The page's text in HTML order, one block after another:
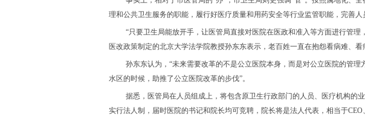
理和公共卫生服务的职能，履行好医疗质量和用药安全等行业监管职能，完善人
“只要卫生局能放开手，让医管局直接对医院在医政和准入等方面进行管理
医改政策制定的北京大学法学院教授孙东东表示，老百姓一直在抱怨看病难、
孙东东认为，“未来需要改革的不是公立医院本身，而是对公立医院的管
水区的时候，助推了公立医院改革的步伐”。
据悉，医管局在人员组成上，将包含原卫生行政部门的人员、医疗机构的
实行法人制，届时医院的书记和院长均可竞聘，院长将是法人代表，相当于